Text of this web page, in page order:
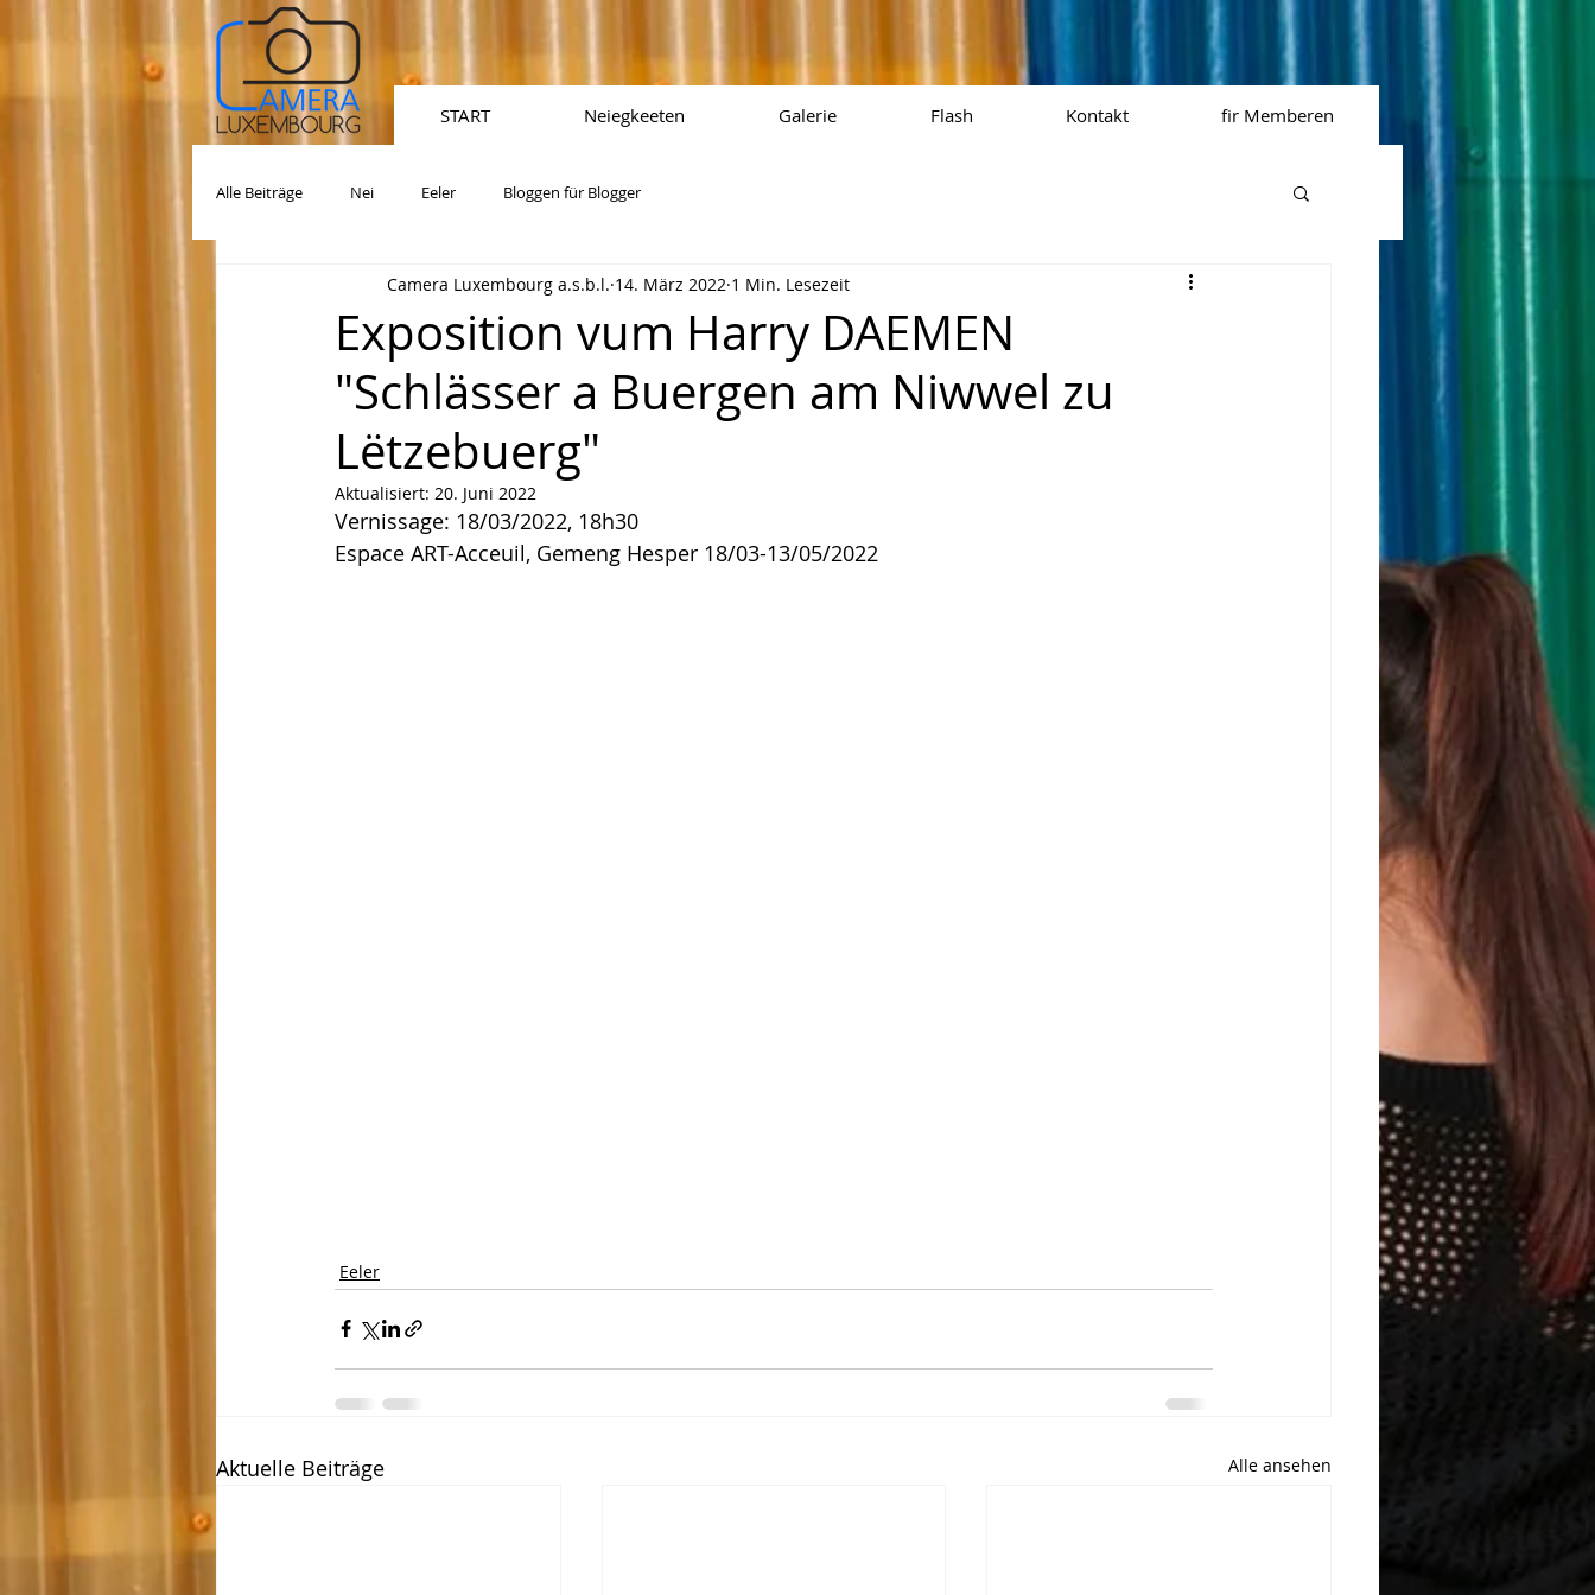
START Neiegkeeten Galerie Flash Kontakt fir Memberen
Alle Beiträge Nei Eeler Bloggen für Blogger
Exposition vum Harry DAEMEN
"Schlässer a Buergen am Niwwel zu
Lëtzebuerg"
Camera Luxembourg a.s.b.l. 14. März 2022 1 Min. Lesezeit
Aktualisiert: 20. Juni 2022
Vernissage: 18/03/2022, 18h30
Espace ART-Acceuil, Gemeng Hesper 18/03-13/05/2022
Eeler
Aktuelle Beiträge Alle ansehen